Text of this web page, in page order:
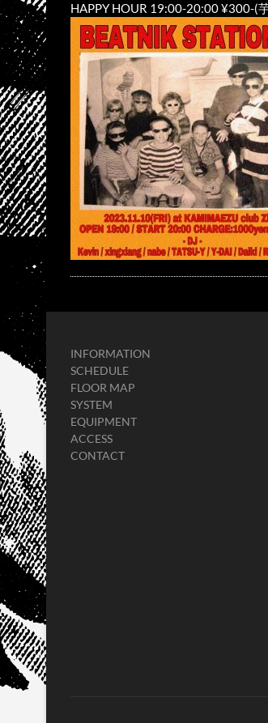
HAPPY HOUR 19:00-20:00 ¥300-(
INFORMATION
SCHEDULE
FLOOR MAP
SYSTEM
EQUIPMENT
ACCESS
CONTACT